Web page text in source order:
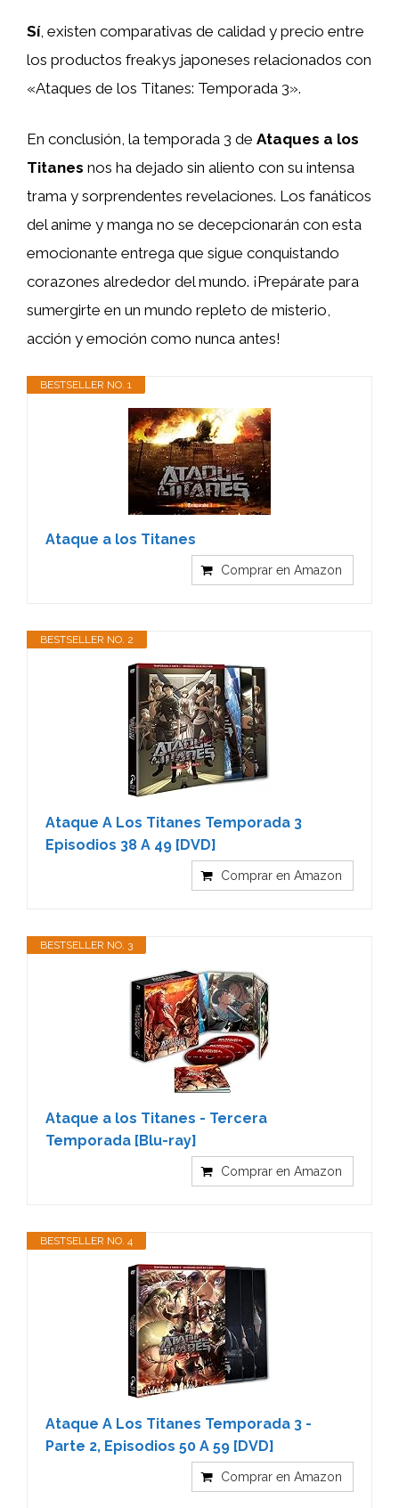
Sí, existen comparativas de calidad y precio entre
los productos freakys japoneses relacionados con
«Ataques de los Titanes: Temporada 3».
En conclusión, la temporada 3 de Ataques a los
Titanes nos ha dejado sin aliento con su intensa
trama y sorprendentes revelaciones. Los fanáticos
del anime y manga no se decepcionarán con esta
emocionante entrega que sigue conquistando
corazones alrededor del mundo. ¡Prepárate para
sumergirte en un mundo repleto de misterio,
acción y emoción como nunca antes!
BESTSELLER NO. 1
Ataque a los Titanes
Comprar en Amazon
BESTSELLER NO. 2
Ataque A Los Titanes Temporada 3
Episodios 38 A 49 [DVD]
Comprar en Amazon
BESTSELLER NO. 3
Ataque a los Titanes - Tercera
Temporada [Blu-ray]
Comprar en Amazon
BESTSELLER NO. 4
Ataque A Los Titanes Temporada 3 -
Parte 2, Episodios 50 A 59 [DVD]
Comprar en Amazon